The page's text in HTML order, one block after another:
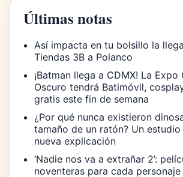
Últimas notas
Así impacta en tu bolsillo la
Tiendas 3B a Polanco
¡Batman llega a CDMX! La Expo
Oscuro tendrá Batimóvil,
gratis este fin de semana
¿Por qué nunca existieron
tamaño de un ratón? Un
nueva explicación
‘Nadie nos va a extrañar 2’:
noventeras para cada personaje